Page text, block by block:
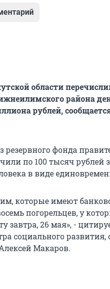
области
района
рублей,
фонда
по 100 тысяч рублей
в виде
которые имеют
погорельцев, у
завтра, 26 мая», -
социального развития,
Макаров.